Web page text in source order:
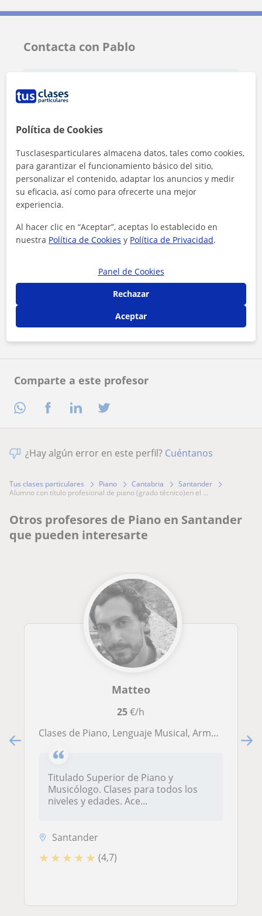
Comparte a este profesor
Contacta con Pablo
Al hacer clic, aceptas nuestroaviso legaly deprivacidad
Contactar ahora
¿Hay algún error en este perfil? Cuéntanos
Tus clases particulares Piano Cantabria
Santander
alumno con título profesional de piano (grado técnico)en el ...
Otros profesores de Piano en Santander
que pueden interesarte
Matteo
25€/h
Clases de Piano, Lenguaje Musical, Armonía, Historia de la Música, Preparación pruebas acceso elemental, profesional y superior
Titulado Superior de Piano y
Musicólogo. Clases para todos los
niveles y edades. Ace...
Santander
★ ★ ★ ★ ★ (4,7)
Política de Cookies
Tusclasesparticulares almacena datos, tales como cookies,
para garantizar el funcionamiento básico del sitio,
personalizar el contenido, adaptar los anuncios y medir
su eficacia, así como para ofrecerte una mejor
experiencia.
Al hacer clic en “Aceptar”, aceptas lo establecido en
nuestra Política de Cookies y Política de Privacidad.
Panel de Cookies
Rechazar
Aceptar